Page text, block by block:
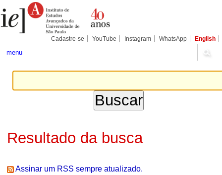
para
conteúdo.
Pessoais
Cadastre-se YouTube Instagram WhatsApp English
menu
Resultado da busca
Assinar um RSS sempre atualizado.